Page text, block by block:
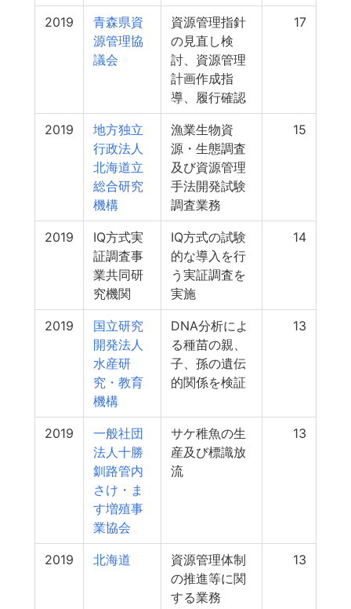
2019
青森県資
源管理協
議会
資源管理指針
の見直し検
討、資源管理
計画作成指
導、履行確認
17
2019
地方独立
行政法人
北海道立
総合研究
機構
漁業生物資
源・生態調査
及び資源管理
手法開発試験
調査業務
15
2019
IQ方式実
証調査事
業共同研
究機関
IQ方式の試験
的な導入を行
う実証調査を
実施
14
2019
国立研究
開発法人
水産研
究・教育
機構
DNA分析によ
る種苗の親、
子、孫の遺伝
的関係を検証
13
2019
一般社団
法人十勝
釧路管内
さけ・ま
す増殖事
業協会
サケ稚魚の生
産及び標識放
流
13
2019 北海道
資源管理体制
の推進等に関
する業務
13